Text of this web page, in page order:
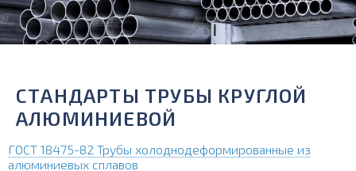
СТАНДАРТЫ ТРУБЫ КРУГЛОЙ
АЛЮМИНИЕВОЙ
ГОСТ 18475-82 Трубы холоднодеформированные из
алюминиевых сплавов